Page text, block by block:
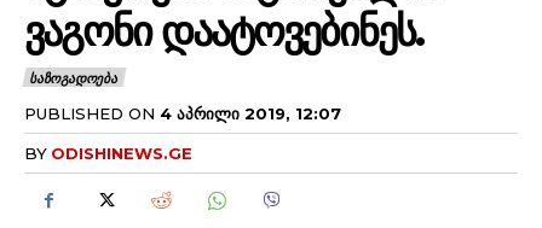
ᲕᲐᲒᲝᲜᲘ ᲓᲐᲐᲢᲝᲕᲔᲑᲘᲜᲔᲡ.
ᲡᲐᲖᲝᲒᲐᲓᲝᲔᲑᲐ
PUBLISHED ON 4 ᲐᲞᲠᲘᲚᲘ 2019, 12:07
BY ODISHINEWS.GE